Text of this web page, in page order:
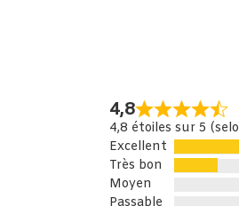
4,8
4,8 étoiles sur 5
Excellent
Très bon
Moyen